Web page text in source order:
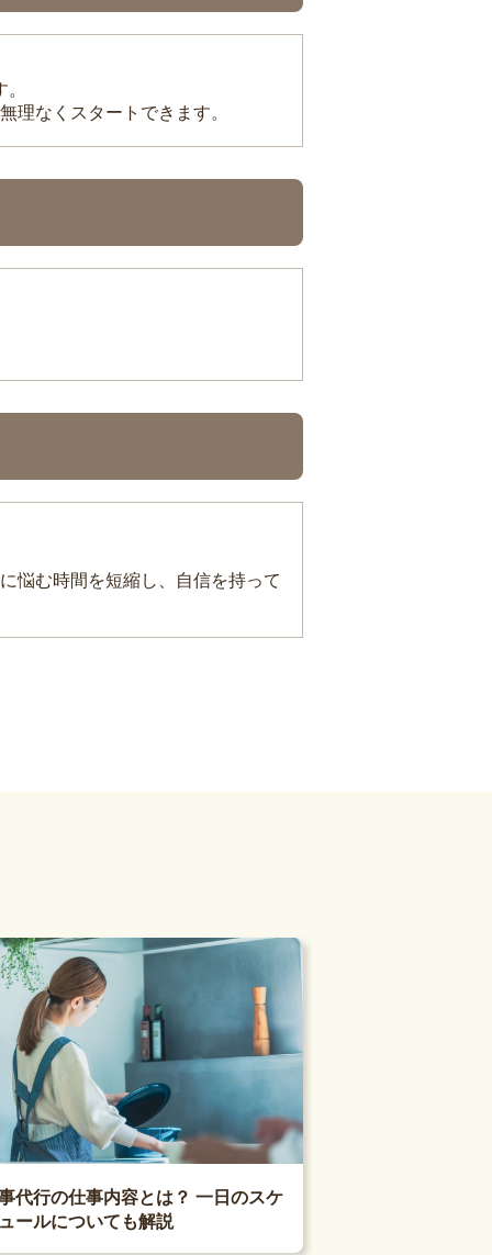
理なくスタートできます。
悩む時間を短縮し、自信を持って
代行の仕事内容とは？ 一日のスケ
ールについても解説